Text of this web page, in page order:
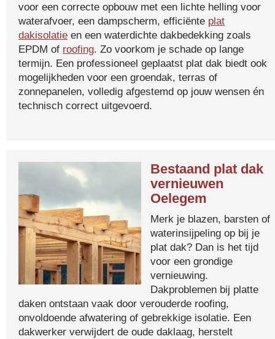
voor een correcte opbouw met een lichte helling voor
waterafvoer, een dampscherm, efficiënte plat
dakisolatie en een waterdichte dakbedekking zoals
EPDM of roofing. Zo voorkom je schade op lange
termijn. Een professioneel geplaatst plat dak biedt ook
mogelijkheden voor een groendak, terras of
zonnepanelen, volledig afgestemd op jouw wensen én
technisch correct uitgevoerd.
Bestaand plat dak
vernieuwen
Oelegem
Merk je blazen, barsten of
waterinsijpeling op bij je
plat dak? Dan is het tijd
voor een grondige
vernieuwing.
Dakproblemen bij platte
daken ontstaan vaak door verouderde roofing,
onvoldoende afwatering of gebrekkige isolatie. Een
dakwerker verwijdert de oude daklaag, herstelt